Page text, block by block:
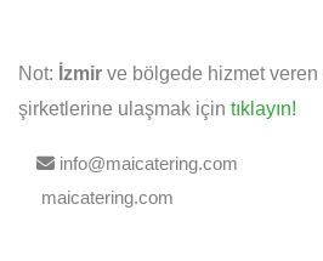
Not: İzmir ve bölgede hizmet
şirketlerine ulaşmak için tıklayın!
info@maicatering.com
maicatering.com